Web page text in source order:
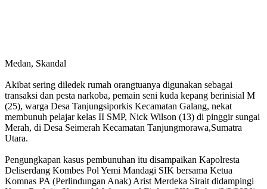
Medan, Skandal
Akibat sering diledek rumah orangtuanya digunakan sebagai
transaksi dan pesta narkoba, pemain seni kuda kepang berinisial M
(25), warga Desa Tanjungsiporkis Kecamatan Galang, nekat
membunuh pelajar kelas II SMP, Nick Wilson (13) di pinggir sungai
Merah, di Desa Seimerah Kecamatan Tanjungmorawa,Sumatra
Utara.
Pengungkapan kasus pembunuhan itu disampaikan Kapolresta
Deliserdang Kombes Pol Yemi Mandagi SIK bersama Ketua
Komnas PA (Perlindungan Anak) Arist Merdeka Sirait didampingi